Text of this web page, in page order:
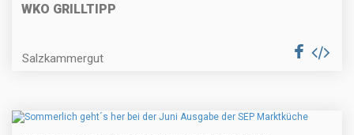
WKO GRILLTIPP
Salzkammergut